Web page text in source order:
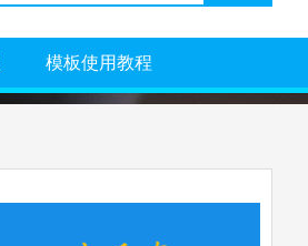
模板使用教程